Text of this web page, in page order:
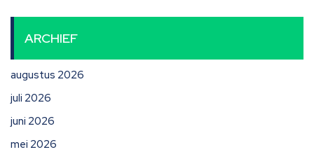
ARCHIEF
augustus 2026
juli 2026
juni 2026
mei 2026